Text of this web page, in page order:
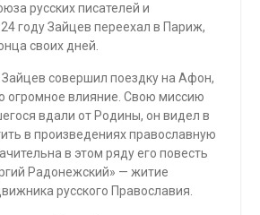
русских писателей и
году Зайцев переехал в Париж,
своих дней.
Зайцев совершил поездку на Афон,
огромное влияние. Свою миссию
вдали от Родины, он видел в
в произведениях православную
в этом ряду его повесть
Радонежский» — житие
русского Православия.